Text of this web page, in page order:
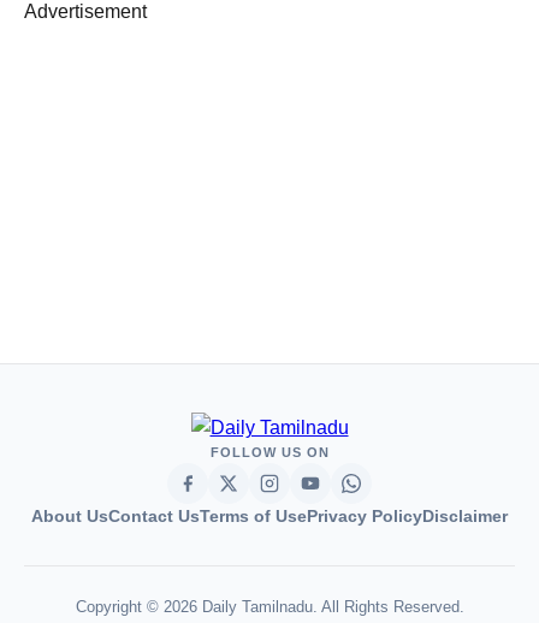
Advertisement
FOLLOW US ON
About UsContact UsTerms of Use Privacy Policy Disclaimer
Copyright © 2026 Daily Tamilnadu. All Rights Reserved.